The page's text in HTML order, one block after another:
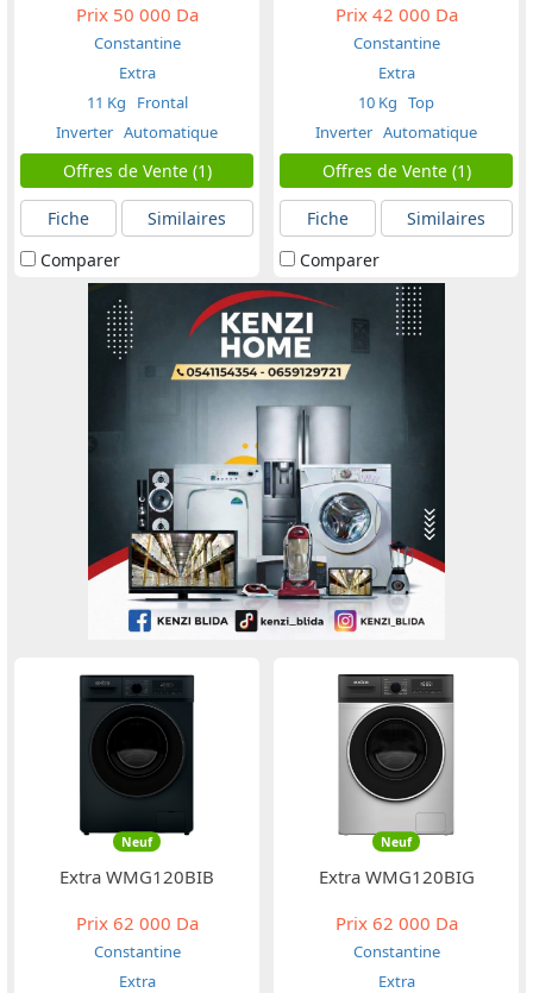
Prix50 000 Da
Constantine
Extra
11 Kg
Frontal
Inverter Automatique
Offres de Vente (1)
Fiche
Similaires
Comparer
Prix42 000 Da
Constantine
Extra
10 Kg Top
Inverter Automatique
Offres de Vente (1)
Fiche
Similaires
Comparer
Neuf
Extra WMG120BIB
Prix62 000 Da
Constantine
Extra
Neuf
Extra WMG120BIG
Prix62 000 Da
Constantine
Extra